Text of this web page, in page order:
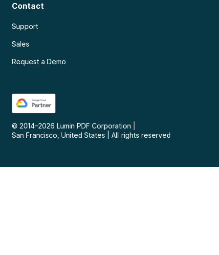
Contact
Support
Sales
Request a Demo
© 2014–2026 Lumin PDF Corporation
San Francisco, United States
All rights reserved